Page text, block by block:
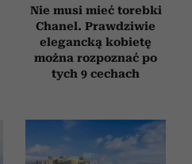
Nie musi mieć torebki
Chanel. Prawdziwie
elegancką kobietę
można rozpoznać po
tych 9 cechach